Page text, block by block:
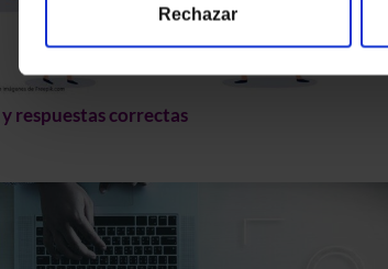
Rechazar
respuestas correctas